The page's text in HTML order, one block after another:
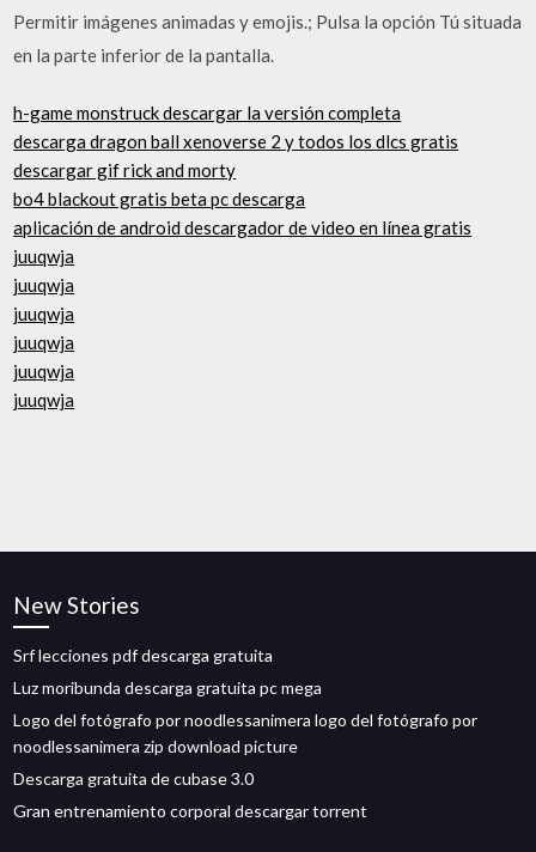
Permitir imágenes animadas y emojis.; Pulsa la opción Tú situada
en la parte inferior de la pantalla.
h-game monstruck descargar la versión completa
descarga dragon ball xenoverse 2 y todos los dlcs gratis
descargar gif rick and morty
bo4 blackout gratis beta pc descarga
aplicación de android descargador de video en línea gratis
juuqwja
juuqwja
juuqwja
juuqwja
juuqwja
juuqwja
New Stories
Srf lecciones pdf descarga gratuita
Luz moribunda descarga gratuita pc mega
Logo del fotógrafo por noodlessanimera logo del fotógrafo por
noodlessanimera zip download picture
Descarga gratuita de cubase 3.0
Gran entrenamiento corporal descargar torrent